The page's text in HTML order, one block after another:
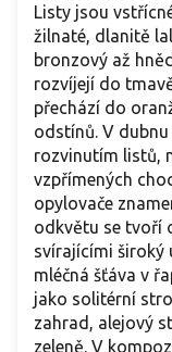
Listy jsou
žilnaté, dlanitě
bronzový až
rozvíjejí do
přechází do
odstínů. V
rozvinutím listů,
vzpřímených
opylovače
odkvětu se tvoří
svírajícími široký
mléčná šťáva v
jako solitérní
zahrad, alejový
zeleně. V